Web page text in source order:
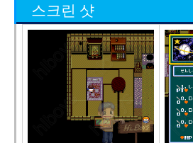
스크린 샷